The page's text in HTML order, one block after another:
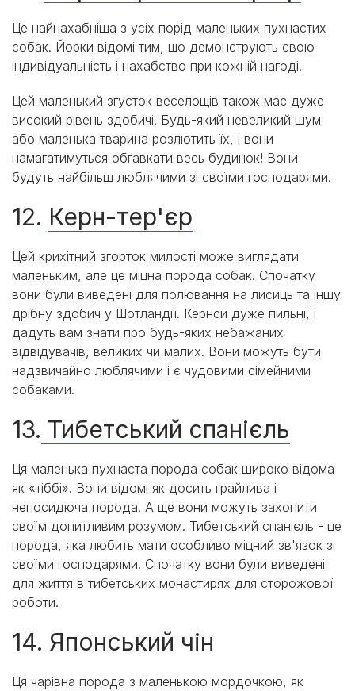
Це найнахабніша з усіх порід маленьких пухнастих
собак. Йорки відомі тим, що демонструють свою
індивідуальність і нахабство при кожній нагоді.
Цей маленький згусток веселощів також має дуже
високий рівень здобичі. Будь-який невеликий шум
або маленька тварина розлютить їх, і вони
намагатимуться обгавкати весь будинок! Вони
будуть найбільш люблячими зі своїми господарями.
12. Керн-тер'єр
Цей крихітний згорток милості може виглядати
маленьким, але це міцна порода собак. Спочатку
вони були виведені для полювання на лисиць та іншу
дрібну здобич у Шотландії. Кернси дуже пильні, і
дадуть вам знати про будь-яких небажаних
відвідувачів, великих чи малих. Вони можуть бути
надзвичайно люблячими і є чудовими сімейними
собаками.
13. Тибетський спанієль
Ця маленька пухнаста порода собак широко відома
як «тіббі». Вони відомі як досить грайлива і
непосидюча порода. А ще вони можуть захопити
своїм допитливим розумом. Тибетський спанієль - це
порода, яка любить мати особливо міцний зв'язок зі
своїми господарями. Спочатку вони були виведені
для життя в тибетських монастирях для сторожової
роботи.
14. Японський чін
Ця чарівна порода з маленькою мордочкою, як